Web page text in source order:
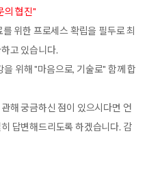
의 협진"
위한 프로세스 확립을 필두로 최
고 있습니다.
위해 "마음으로, 기술로" 함께 합
해 궁금하신 점이 있으시다면 언
답변해드리도록 하겠습니다. 감